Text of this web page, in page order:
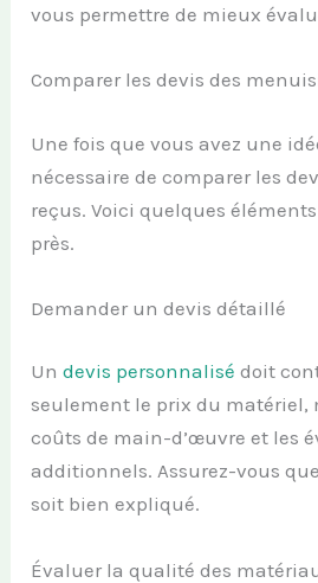
vous permettre de mieux
Comparer les devis des
Une fois que vous avez une
nécessaire de comparer les
reçus. Voici quelques
près.
Demander un devis détaillé
Undevis personnalisé doit
seulement le prix du matériel,
coûts de main-d’œuvre et les
additionnels. Assurez-vous
soit bien expliqué.
Évaluer la qualité des